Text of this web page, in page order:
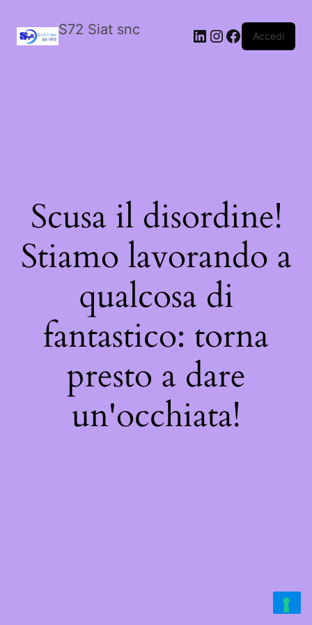
S72 Siat snc LinkedIn
Instagram
Facebook
Accedi
Scusa il disordine!
Stiamo lavorando a
qualcosa di
fantastico: torna
presto a dare
un'occhiata!